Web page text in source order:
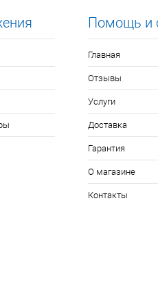
Помощь и
Главная
Отзывы
Услуги
Доставка
Гарантия
О магазине
Контакты